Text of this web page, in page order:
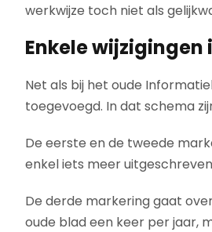
werkwijze toch niet als
Enkele
Net als bij het oude
toegevoegd. In dat schema
De eerste en de tweede
enkel iets meer
De derde markering gaat
oude blad een keer per jaar,